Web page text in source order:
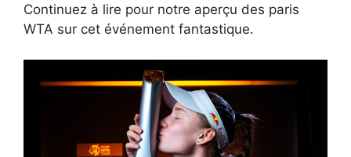
Continuez à lire pour notre aperçu des paris
WTA sur cet événement fantastique.